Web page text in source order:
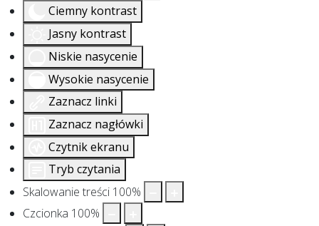
Ciemny kontrast
Jasny kontrast
Niskie nasycenie
Wysokie nasycenie
Zaznacz linki
Zaznacz nagłówki
Czytnik ekranu
Tryb czytania
Skalowanie treści 100%
Czcionka 100%